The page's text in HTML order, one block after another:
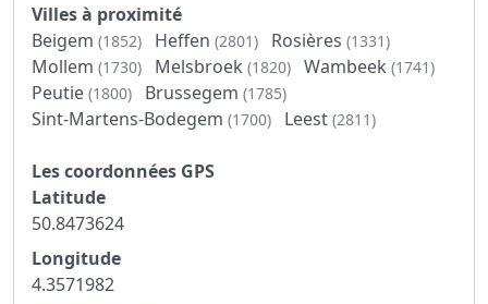
Villes à proximité
Beigem (1852) Heffen (2801) Rosières (1331)
Mollem (1730) Melsbroek (1820) Wambeek (1741)
Peutie (1800) Brussegem (1785)
Sint-Martens-Bodegem (1700) Leest (2811)
Les coordonnées GPS
Latitude
50.8473624
Longitude
4.3571982